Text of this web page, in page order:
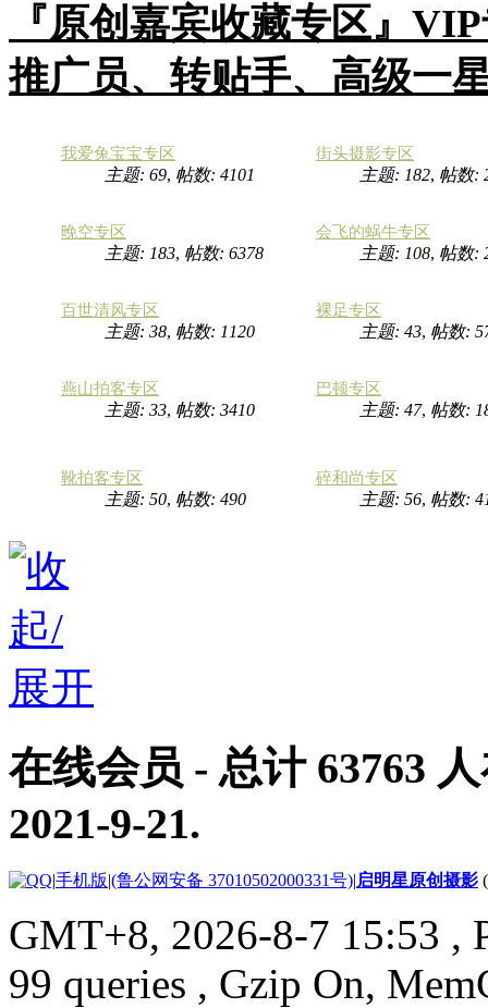
『原创嘉宾收藏专区』
推广员、转贴手、高级一
我爱兔宝宝专区
主题: 69, 帖数: 4101
街头摄影专区
主题: 182, 帖数:
晚空专区
主题: 183, 帖数: 6378
会飞的蜗牛专区
主题: 108, 帖数:
百世清风专区
主题: 38, 帖数: 1120
裸足专区
主题: 43, 帖数:
燕山拍客专区
主题: 33, 帖数: 3410
巴顿专区
主题: 47, 帖数:
靴拍客专区
主题: 50, 帖数: 490
碎和尚专区
主题: 56, 帖数:
在线会员 - 总计 63763
2021-9-21.
|手机版|(鲁公网安备 37010502000331号)|启明星原创摄影
GMT+8, 2026-8-7 15:53 ,
99 queries , Gzip On,